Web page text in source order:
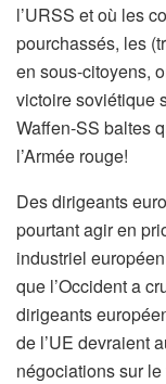
l’URSS et où les
pourchassés, les
en sous-citoyens,
victoire soviétique
Waffen-SS baltes
l’Armée rouge!
Des dirigeants
pourtant agir en
industriel
que l’Occident a
dirigeants
de l’UE devraient
négociations sur